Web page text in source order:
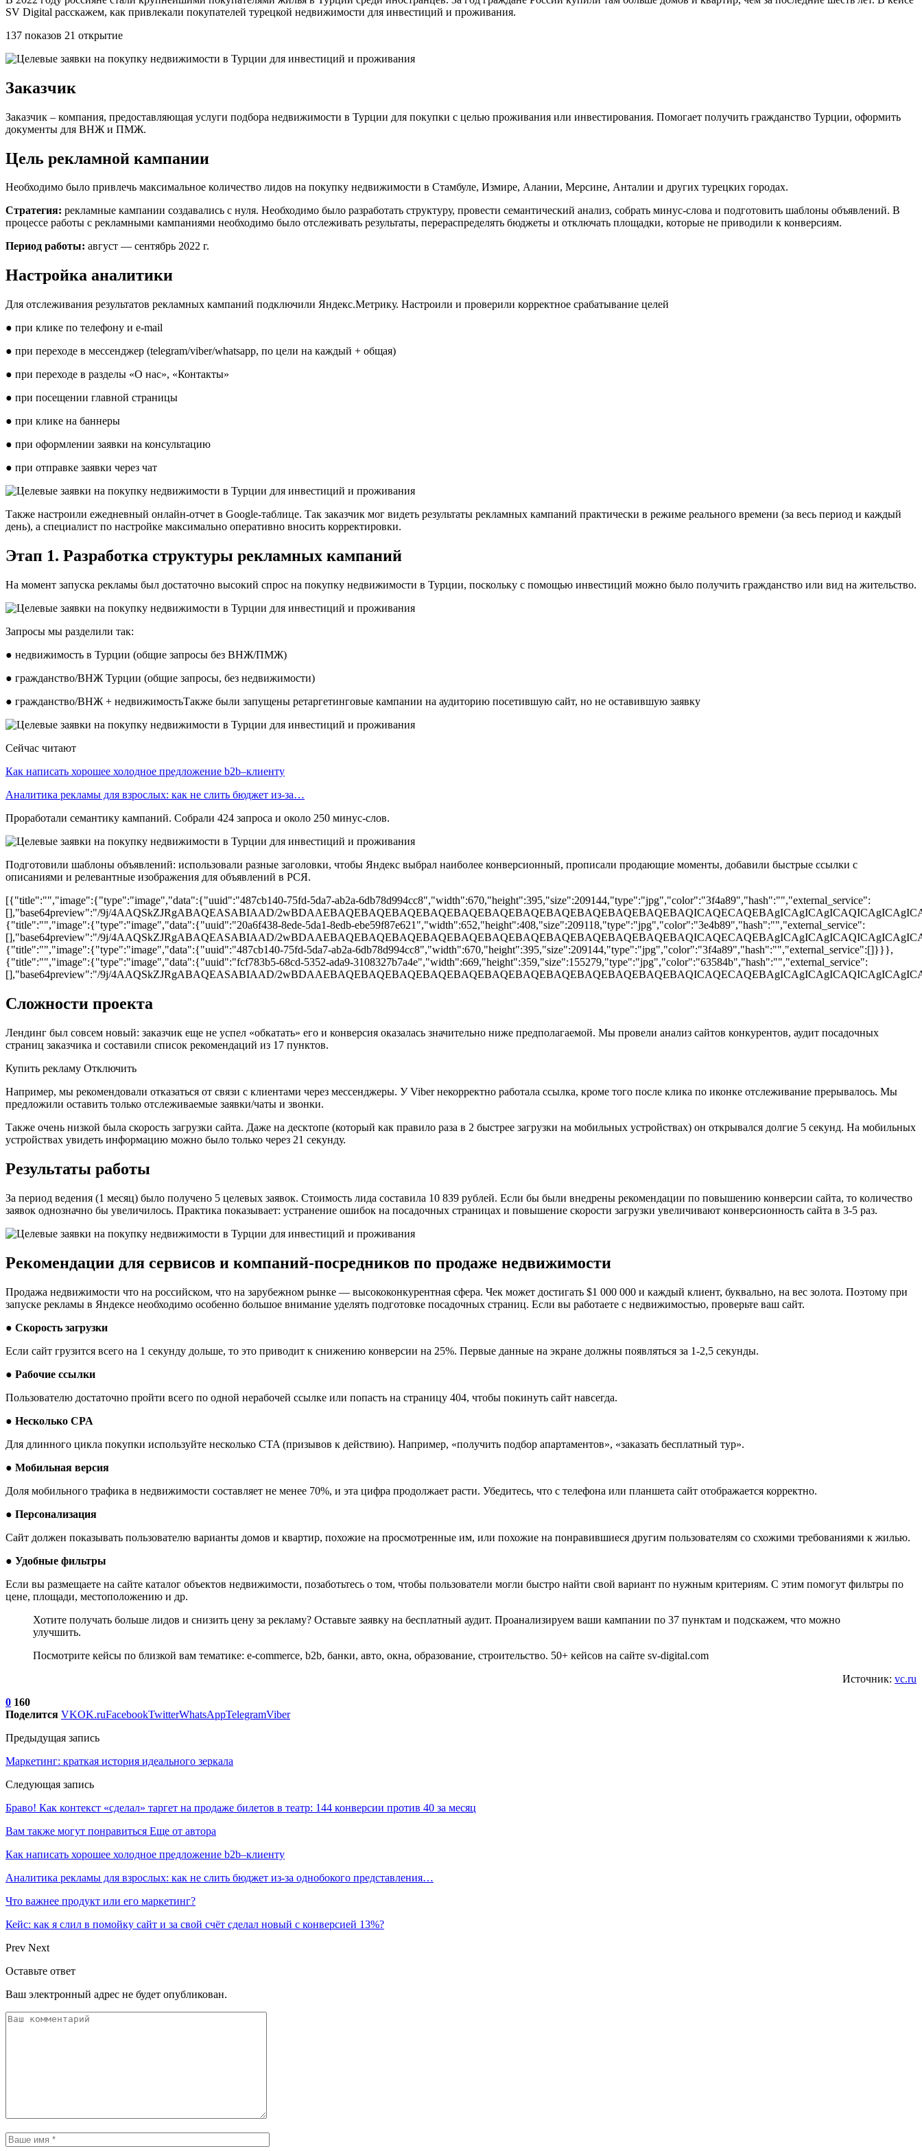
SV Digital расскажем, как привлекали покупателей турецкой недвижимости для инвестиций и проживания.
137 показов 21 открытие
Заказчик
Заказчик – компания, предоставляющая услуги подбора недвижимости в Турции для покупки с целью проживания или инвестирования. Помогает получить гражданство Турции, оформить
документы для ВНЖ и ПМЖ.
Цель рекламной кампании
Необходимо было привлечь максимальное количество лидов на покупку недвижимости в Стамбуле, Измире, Алании, Мерсине, Анталии и других турецких городах.
Стратегия: рекламные кампании создавались с нуля. Необходимо было разработать структуру, провести семантический анализ, собрать минус-слова и подготовить шаблоны объявлений. В
процессе работы с рекламными кампаниями необходимо было отслеживать результаты, перераспределять бюджеты и отключать площадки, которые не приводили к конверсиям.
Период работы: август — сентябрь 2022 г.
Настройка аналитики
Для отслеживания результатов рекламных кампаний подключили Яндекс.Метрику. Настроили и проверили корректное срабатывание целей
● при клике по телефону и e-mail
● при переходе в мессенджер (telegram/viber/whatsapp, по цели на каждый + общая)
● при переходе в разделы «О нас», «Контакты»
● при посещении главной страницы
● при клике на баннеры
● при оформлении заявки на консультацию
● при отправке заявки через чат
Также настроили ежедневный онлайн-отчет в Google-таблице. Так заказчик мог видеть результаты рекламных кампаний практически в режиме реального времени (за весь период и каждый
день), а специалист по настройке максимально оперативно вносить корректировки.
Этап 1. Разработка структуры рекламных кампаний
На момент запуска рекламы был достаточно высокий спрос на покупку недвижимости в Турции, поскольку с помощью инвестиций можно было получить гражданство или вид на жительство.
Запросы мы разделили так:
● недвижимость в Турции (общие запросы без ВНЖ/ПМЖ)
● гражданство/ВНЖ Турции (общие запросы, без недвижимости)
● гражданство/ВНЖ + недвижимостьТакже были запущены ретаргетинговые кампании на аудиторию посетившую сайт, но не оставившую заявку
Сейчас читают
Как написать хорошее холодное предложение b2b–клиенту
Аналитика рекламы для взрослых: как не слить бюджет из-за…
Проработали семантику кампаний. Собрали 424 запроса и около 250 минус-слов.
Подготовили шаблоны объявлений: использовали разные заголовки, чтобы Яндекс выбрал наиболее конверсионный, прописали продающие моменты, добавили быстрые ссылки с
описаниями и релевантные изображения для объявлений в РСЯ.
[{"title":"","image":{"type":"image","data":{"uuid":"487cb140-75fd-5da7-ab2a-6db78d994cc8","width":670,"height":395,"size":209144,"type":"jpg","color":"3f4a89","hash":"","external_service":
[],"base64preview":"/9j/4AAQSkZJRgABAQEASABIAAD/
{"title":"","image":{"type":"image","data":{"uuid":"20a6f438-8ede-5da1-8edb-ebe59f87e621","width":652,"height":408,"size":209118,"type":"jpg","color":"3e4b89","hash":"","external_service":
[],"base64preview":"/9j/4AAQSkZJRgABAQEASABIAAD/
{"title":"","image":{"type":"image","data":{"uuid":"487cb140-75fd-5da7-ab2a-6db78d994cc8","width":670,"height":395,"size":209144,"type":"jpg","color":"3f4a89","hash":"","external_service":[]}}},
{"title":"","image":{"type":"image","data":{"uuid":"fcf783b5-68cd-5352-ada9-3108327b7a4e","width":669,"height":359,"size":155279,"type":"jpg","color":"63584b","hash":"","external_service":
[],"base64preview":"/9j/4AAQSkZJRgABAQEASABIAAD/
Сложности проекта
Лендинг был совсем новый: заказчик еще не успел «обкатать» его и конверсия оказалась значительно ниже предполагаемой. Мы провели анализ сайтов конкурентов, аудит посадочных
страниц заказчика и составили список рекомендаций из 17 пунктов.
Купить рекламу Отключить
Например, мы рекомендовали отказаться от связи с клиентами через мессенджеры. У Viber некорректно работала ссылка, кроме того после клика по иконке отслеживание прерывалось. Мы
предложили оставить только отслеживаемые заявки/чаты и звонки.
Также очень низкой была скорость загрузки сайта. Даже на десктопе (который как правило раза в 2 быстрее загрузки на мобильных устройствах) он открывался долгие 5 секунд. На мобильных
устройствах увидеть информацию можно было только через 21 секунду.
Результаты работы
За период ведения (1 месяц) было получено 5 целевых заявок. Стоимость лида составила 10 839 рублей. Если бы были внедрены рекомендации по повышению конверсии сайта, то количество
заявок однозначно бы увеличилось. Практика показывает: устранение ошибок на посадочных страницах и повышение скорости загрузки увеличивают конверсионность сайта в 3-5 раз.
Рекомендации для сервисов и компаний-посредников по продаже недвижимости
Продажа недвижимости что на российском, что на зарубежном рынке — высококонкурентная сфера. Чек может достигать $1 000 000 и каждый клиент, буквально, на вес золота. Поэтому при
запуске рекламы в Яндексе необходимо особенно большое внимание уделять подготовке посадочных страниц. Если вы работаете с недвижимостью, проверьте ваш сайт.
● Скорость загрузки
Если сайт грузится всего на 1 секунду дольше, то это приводит к снижению конверсии на 25%. Первые данные на экране должны появляться за 1-2,5 секунды.
● Рабочие ссылки
Пользователю достаточно пройти всего по одной нерабочей ссылке или попасть на страницу 404, чтобы покинуть сайт навсегда.
● Несколько CPA
Для длинного цикла покупки используйте несколько CTA (призывов к действию). Например, «получить подбор апартаментов», «заказать бесплатный тур».
● Мобильная версия
Доля мобильного трафика в недвижимости составляет не менее 70%, и эта цифра продолжает расти. Убедитесь, что с телефона или планшета сайт отображается корректно.
● Персонализация
Сайт должен показывать пользователю варианты домов и квартир, похожие на просмотренные им, или похожие на понравившиеся другим пользователям со схожими требованиями к жилью.
● Удобные фильтры
Если вы размещаете на сайте каталог объектов недвижимости, позаботьтесь о том, чтобы пользователи могли быстро найти свой вариант по нужным критериям. С этим помогут фильтры по
цене, площади, местоположению и др.
Хотите получать больше лидов и снизить цену за рекламу? Оставьте заявку на бесплатный аудит. Проанализируем ваши кампании по 37 пунктам и подскажем, что можно
улучшить.
Посмотрите кейсы по близкой вам тематике: e-commerce, b2b, банки, авто, окна, образование, строительство. 50+ кейсов на сайте sv-digital.com
Источник: vc.ru
0 160
Поделится VKOK.ruFacebookTwitterWhatsAppTelegramViber
Предыдущая запись
Маркетинг: краткая история идеального зеркала
Следующая запись
Браво! Как контекст «сделал» таргет на продаже билетов в театр: 144 конверсии против 40 за месяц
Вам также могут понравиться Еще от автора
Как написать хорошее холодное предложение b2b–клиенту
Аналитика рекламы для взрослых: как не слить бюджет из-за однобокого представления…
Что важнее продукт или его маркетинг?
Кейс: как я слил в помойку сайт и за свой счёт сделал новый с конверсией 13%?
Prev Next
Оставьте ответ
Ваш электронный адрес не будет опубликован.